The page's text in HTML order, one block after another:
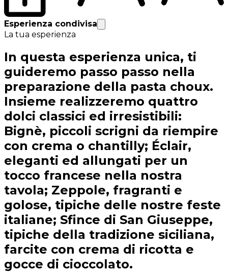
Esperienza condivisa
La tua esperienza
In questa esperienza unica, ti
guideremo passo passo nella
preparazione della pasta choux.
Insieme realizzeremo quattro
dolci classici ed irresistibili:
Bignè, piccoli scrigni da riempire
con crema o chantilly; Éclair,
eleganti ed allungati per un
tocco francese nella nostra
tavola; Zeppole, fragranti e
golose, tipiche delle nostre feste
italiane; Sfince di San Giuseppe,
tipiche della tradizione siciliana,
farcite con crema di ricotta e
gocce di cioccolato.